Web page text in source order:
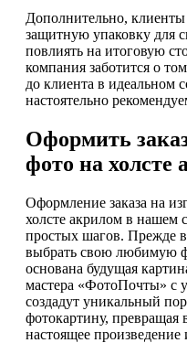
Дополнительно,
защитную упаковку для
повлиять на итоговую
компания заботится о
до клиента в идеальном
настоятельно
Оформить
фото на холсте
Оформление заказа на
холсте акрилом в нашем
простых шагов. Прежде
выбрать свою любимую
основана будущая
мастера «ФотоПочты» с
создадут уникальный
фотокартину, превращая
настоящее произведение